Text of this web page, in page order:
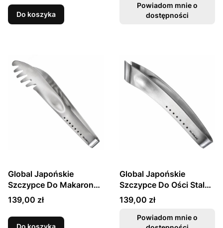
Do koszyka
Powiadom mnie o
dostępności
Global Japońskie
Szczypce Do Makaronu
Stal Nierdzewna 23cm
GS-67
Cena
139,00 zł
Do koszyka
Global Japońskie
Szczypce Do Ości Stal
Nierdzewna GS-63
Cena
139,00 zł
Powiadom mnie o